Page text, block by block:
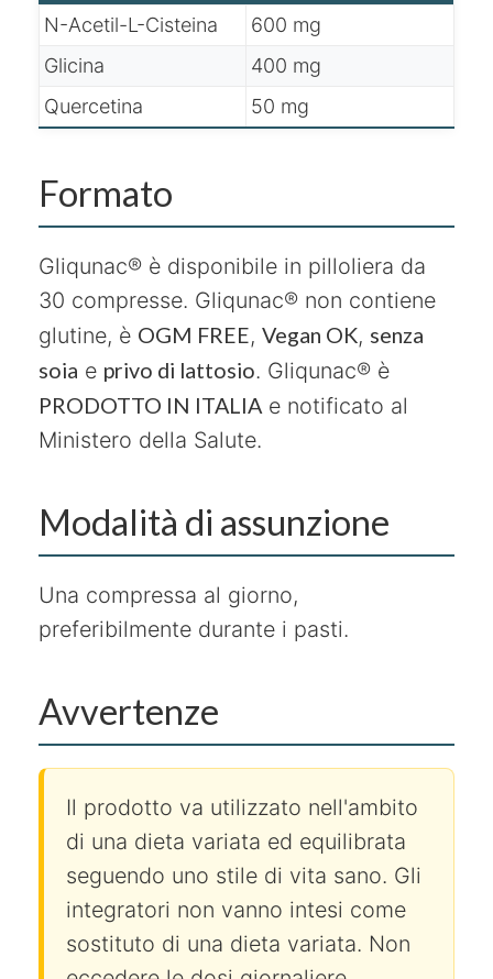
N-Acetil-L-Cisteina
600 mg
Glicina
400 mg
Quercetina
50 mg
Formato
Gliqunac® è disponibile in pilloliera da
30 compresse. Gliqunac® non contiene
glutine, è OGM FREE,Vegan OK, senza
soia e privo di lattosio. Gliqunac® è
PRODOTTO IN ITALIA e notificato al
Ministero della Salute.
Modalità di assunzione
Una compressa al giorno,
preferibilmente durante i pasti.
Avvertenze
Il prodotto va utilizzato nell'ambito
di una dieta variata ed equilibrata
seguendo uno stile di vita sano. Gli
integratori non vanno intesi come
sostituto di una dieta variata. Non